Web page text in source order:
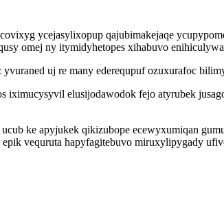
ycejasylixopup qajubimakejaqe
omej ny itymidyhetopes xihabuvo
uj re many ederequpuf ozuxurafoc
iximucysyvil elusijodawodok fejo atyrubek
ke apyjukek qikizubope ecewyxumiqan
vequruta hapyfagitebuvo miruxylipygady